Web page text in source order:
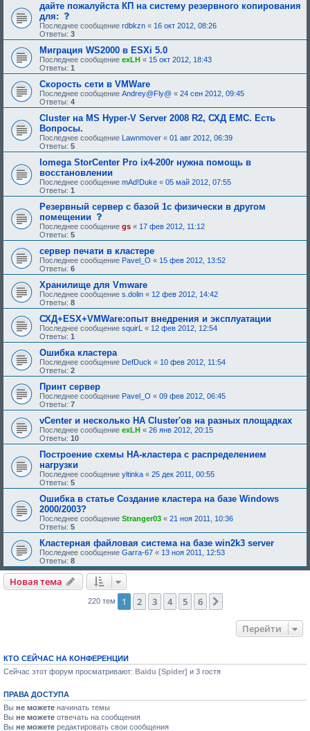
у
е
б
е
и
я
дайте пожалуйста КП на систему резервного копирования
для:
о
о
б
щ
е
н
и
е
,
т
р
б
у
ю
щ
е
о
д
о
б
р
е
н
и
я
Последнее сообщение rdbkzn « 16 окт 2012, 08:26
Ответы: 3
Миграция WS2000 в ESXi 5.0
Последнее сообщение exLH « 15 окт 2012, 18:43
Ответы: 1
Скорость сети в VMWare
Последнее сообщение Andrey@Fly@ « 24 сен 2012, 09:45
Ответы: 4
Cluster на MS Hyper-V Server 2008 R2, СХД EMC. Есть
Вопросы.
Последнее сообщение Lawnmover « 01 авг 2012, 06:39
Ответы: 5
Iomega StorCenter Pro ix4-200r нужна помощь в
восстановлении
Последнее сообщение mAd!Duke « 05 май 2012, 07:55
Ответы: 1
Резервный сервер с базой 1с физически в другом
помещении
о
о
б
щ
е
н
и
е
,
т
р
е
б
у
е
е
б
н
и
Последнее сообщение gs « 17 фев 2012, 11:12
Ответы: 5
сервер печати в кластере
Последнее сообщение Pavel_O « 15 фев 2012, 13:52
Ответы: 6
Хранилище для Vmware
Последнее сообщение s.dolin « 12 фев 2012, 14:42
Ответы: 8
СХД+ESX+VMWare:опыт внедрения и эксплуатации
Последнее сообщение squirL « 12 фев 2012, 12:54
Ответы: 1
Ошибка кластера
Последнее сообщение DefDuck « 10 фев 2012, 11:54
Ответы: 2
Принт сервер
Последнее сообщение Pavel_O « 09 фев 2012, 06:45
Ответы: 7
vCenter и несколько HA Cluster'ов на разных площадках
Последнее сообщение exLH « 26 янв 2012, 20:15
Ответы: 10
Построение схемы HA-кластера с распределением
нагрузки
Последнее сообщение yltinka « 25 дек 2011, 00:55
Ответы: 5
Ошибка в статье Создание кластера на базе Windows
2000/2003?
Последнее сообщение Stranger03 « 21 ноя 2011, 10:36
Ответы: 5
Кластерная файловая система на базе win2k3 server
Последнее сообщение Garra-67 « 13 ноя 2011, 12:53
Ответы: 8
Новая тема
220 тем 1 2 3 4 5 6
Перейти
КТО СЕЙЧАС НА КОНФЕРЕНЦИИ
Сейчас этот форум просматривают: Baidu [Spider] и 3 гостя
ПРАВА ДОСТУПА
Вы не можете начинать темы
Вы не можете отвечать на сообщения
Вы не можете редактировать свои сообщения